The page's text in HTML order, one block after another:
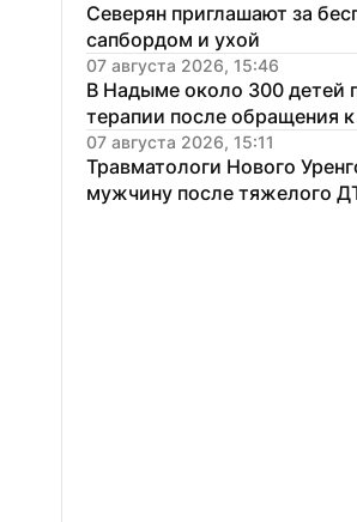
Северян приглашают за
сапбордом и ухой
07 августа 2026, 15:46
В Надыме около 300 детей
терапии после обращения к
07 августа 2026, 15:11
Травматологи Нового
мужчину после тяжелого